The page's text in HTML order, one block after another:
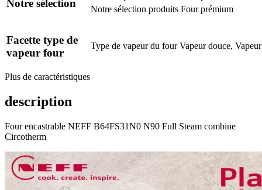
Notre sélection
Notre sélection produits Four prémium
Facette type de
vapeur four
Type de vapeur du four Vapeur douce,
Plus de caractéristiques
description
Four encastrable NEFF B64FS31N0 N90 Full Steam combine
Circotherm